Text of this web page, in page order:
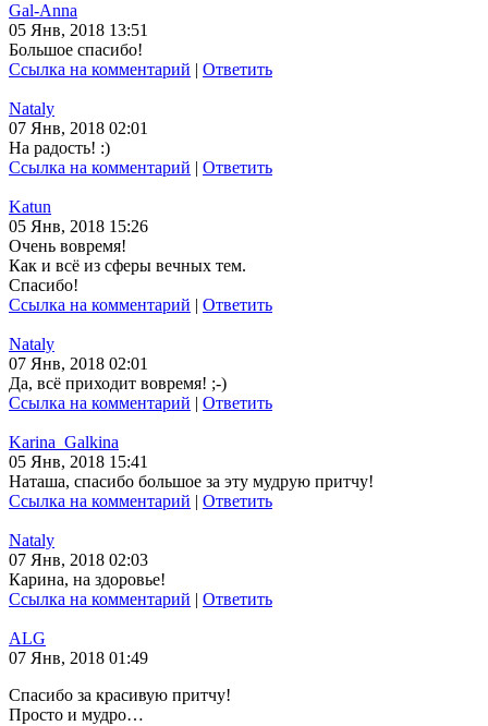
Gal-Anna
05 Янв, 2018 13:51
Большое спасибо!
Ссылка на комментарий
Ответить
Nataly
07 Янв, 2018 02:01
На радость! :)
Ссылка на комментарий
Ответить
Katun
05 Янв, 2018 15:26
Очень вовремя!
Как и всё из сферы вечных тем.
Спасибо!
Ссылка на комментарий
Ответить
Nataly
07 Янв, 2018 02:01
Да, всё приходит вовремя! ;-)
Ссылка на комментарий
Ответить
Karina_Galkina
05 Янв, 2018 15:41
Наташа, спасибо большое за эту мудрую притчу!
Ссылка на комментарий
Ответить
Nataly
07 Янв, 2018 02:03
Карина, на здоровье!
Ссылка на комментарий
Ответить
ALG
07 Янв, 2018 01:49
Спасибо за красивую притчу!
Просто и мудро…